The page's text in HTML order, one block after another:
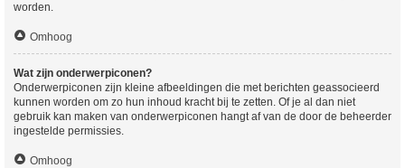
worden.
Omhoog
Wat zijn onderwerpiconen?
Onderwerpiconen zijn kleine afbeeldingen die met berichten geassocieerd
kunnen worden om zo hun inhoud kracht bij te zetten. Of je al dan niet
gebruik kan maken van onderwerpiconen hangt af van de door de beheerder
ingestelde permissies.
Omhoog